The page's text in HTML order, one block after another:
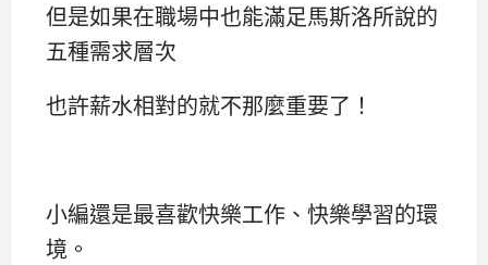
但是如果在職場中也能滿足馬斯洛所說的
五種需求層次
也許薪水相對的就不那麼重要了！
小編還是最喜歡快樂工作、快樂學習的環
境。